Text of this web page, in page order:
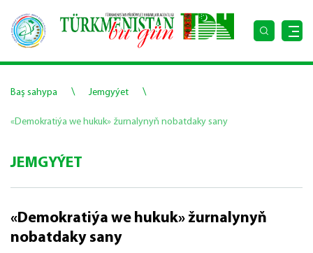
Baş sahypa \ Jemgyýet \
«Demokratiýa we hukuk» žurnalynyň nobatdaky sany
JEMGYÝET
«Demokratiýa we hukuk» žurnalynyň
nobatdaky sany